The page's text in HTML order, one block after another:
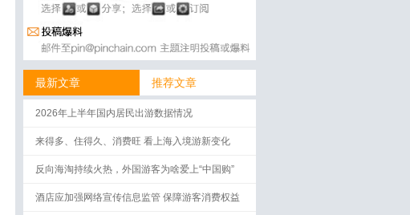
最新文章 推荐文章
2026年上半年国内居民出游数据情况
来得多、住得久、消费旺 看上海入境游新变化
反向海淘持续火热，外国游客为啥爱上“中国购”
酒店应加强网络宣传信息监管 保障游客消费权益